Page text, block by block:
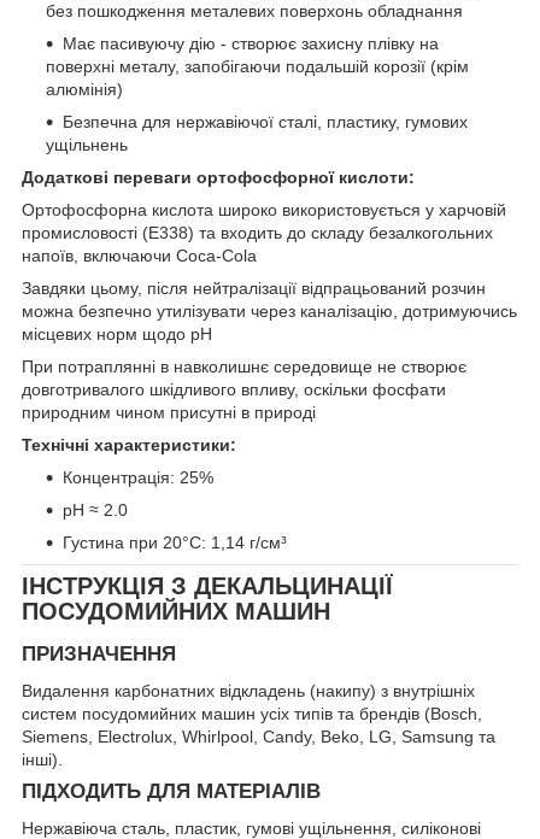
без пошкодження металевих поверхонь обладнання
Має пасивуючу дію - створює захисну плівку на
поверхні металу, запобігаючи подальшій корозії (крім
алюмінія)
Безпечна для нержавіючої сталі, пластику, гумових
ущільнень
Додаткові переваги ортофосфорної кислоти:
Ортофосфорна кислота широко використовується у харчовій
промисловості (E338) та входить до складу безалкогольних
напоїв, включаючи Coca-Cola
Завдяки цьому, після нейтралізації відпрацьований розчин
можна безпечно утилізувати через каналізацію, дотримуючись
місцевих норм щодо pH
При потраплянні в навколишнє середовище не створює
довготривалого шкідливого впливу, оскільки фосфати
природним чином присутні в природі
Технічні характеристики:
Концентрація: 25%
pH ≈ 2.0
Густина при 20°C: 1,14 г/см³
ІНСТРУКЦІЯ З ДЕКАЛЬЦИНАЦІЇ
ПОСУДОМИЙНИХ МАШИН
ПРИЗНАЧЕННЯ
Видалення карбонатних відкладень (накипу) з внутрішніх
систем посудомийних машин усіх типів та брендів (Bosch,
Siemens, Electrolux, Whirlpool, Candy, Beko, LG, Samsung та
інші).
ПІДХОДИТЬ ДЛЯ МАТЕРІАЛІВ
Нержавіюча сталь, пластик, гумові ущільнення, силіконові